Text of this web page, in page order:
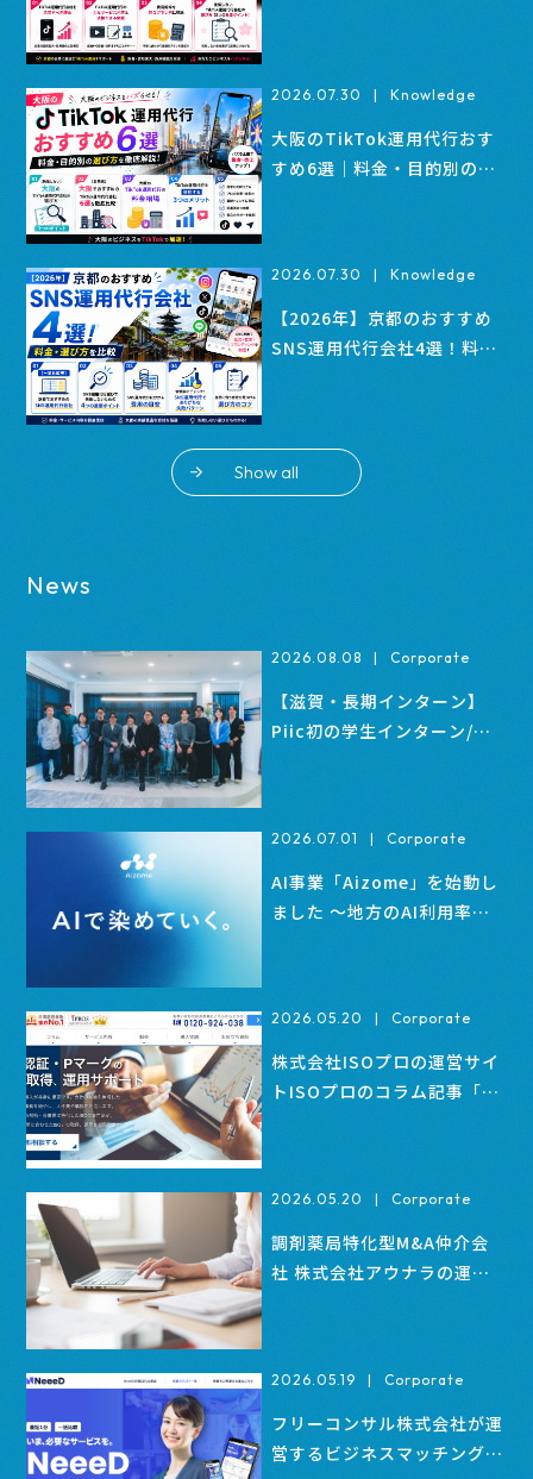
2026.07.30 | Knowledge
大阪のTikTok運用代行おす
すめ6選｜料金・目的別の選
2026.07.30 | Knowledge
【2026年】京都のおすすめ
SNS運用代行会社4選！料
Show all
News
2026.08.08 | Corporate
【滋賀・長期インターン】
Piic初の学生インターン/ア
2026.07.01 | Corporate
AI事業「Aizome」を始動し
ました 〜地方のAI利用率
2026.05.20 | Corporate
株式会社ISOプロの運営サイ
トISOプロのコラム記事「お
2026.05.20 | Corporate
調剤薬局特化型M&A仲介会
社 株式会社アウナラの運営
社が掲載されました。
2026.05.19 | Corporate
フリーコンサル株式会社が運
営するビジネスマッチングサ